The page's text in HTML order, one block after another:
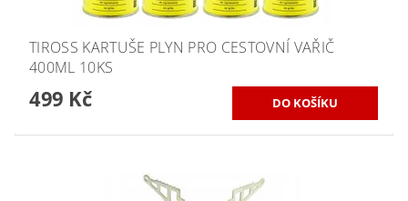
TIROSS KARTUŠE PLYN PRO CESTOVNÍ VAŘIČ
400ML 10KS
499 Kč